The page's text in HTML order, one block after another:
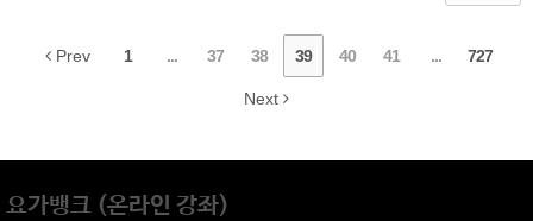
Prev 1 ... 37 38 39 40 41 ... 727
Next
요가뱅크 (온라인 강좌)